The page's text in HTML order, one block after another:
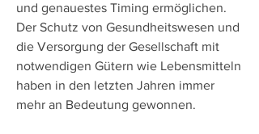
und genauestes Timing ermöglichen.
Der Schutz von Gesundheitswesen und
die Versorgung der Gesellschaft mit
notwendigen Gütern wie Lebensmitteln
haben in den letzten Jahren immer
mehr an Bedeutung gewonnen.